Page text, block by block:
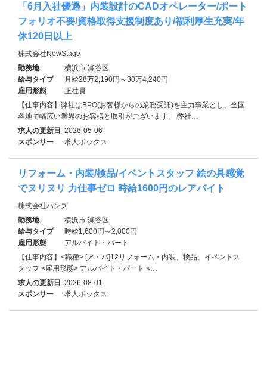
「6月入社優遇」内装設計のCADオペレーター/ポート
フォリオ不要/資格取得支援制度あり/福利厚生充実/年
休120日以上
株式会社NewStage
勤務地
横浜市 瀬谷区
給与タイプ
月給28万2,190円～30万4,240円
雇用形態
正社員
【仕事内容】弊社はBPO(お客様からの業務受託)を主力事業とし、全国
各地で幅広い業界のお客様と取引がございます。 弊社…
求人の更新日 2026-05-06
スポンサー
求人ボックス
リフォーム・内装/検品/イベントスタッフ 絵の具感覚
でヌリヌリ 力仕事ゼロ 時給1600円のレアバイト
株式会社ハンズ
勤務地
横浜市 瀬谷区
給与タイプ
時給1,600円～2,000円
雇用形態
アルバイト・パート
【仕事内容】<職種> [ア・パ]12リフォーム・内装、検品、イベントス
タッフ <雇用形態> アルバイト・パート <…
求人の更新日 2026-08-01
スポンサー
求人ボックス